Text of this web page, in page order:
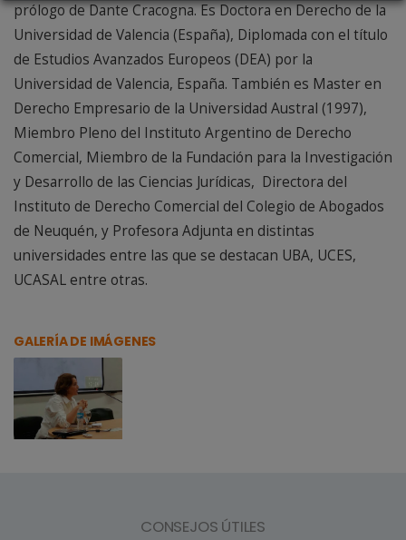
prólogo de Dante Cracogna. Es Doctora en Derecho de la
Universidad de Valencia (España), Diplomada con el título
de Estudios Avanzados Europeos (DEA) por la
Universidad de Valencia, España. También es Master en
Derecho Empresario de la Universidad Austral (1997),
Miembro Pleno del Instituto Argentino de Derecho
Comercial, Miembro de la Fundación para la Investigación
y Desarrollo de las Ciencias Jurídicas, Directora del
Instituto de Derecho Comercial del Colegio de Abogados
de Neuquén, y Profesora Adjunta en distintas
universidades entre las que se destacan UBA, UCES,
UCASAL entre otras.
GALERÍA DE IMÁGENES
CONSEJOS ÚTILES